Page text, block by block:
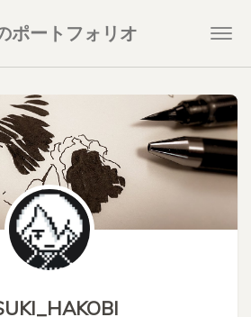
ポートフォリオ